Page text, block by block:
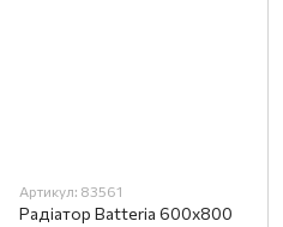
Артикул: 83561
Радіатор Batteria 600х800